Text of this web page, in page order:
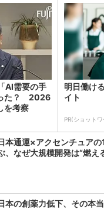
AI需要の手
た？ 2026
を考察
明日働け
イト
PR(ショット
本通運×アクセンチュア
、なぜ大規模開発は“燃え
本の創薬力低下、その本